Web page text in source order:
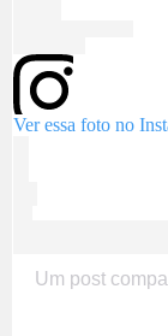
Ver essa foto no
Um post